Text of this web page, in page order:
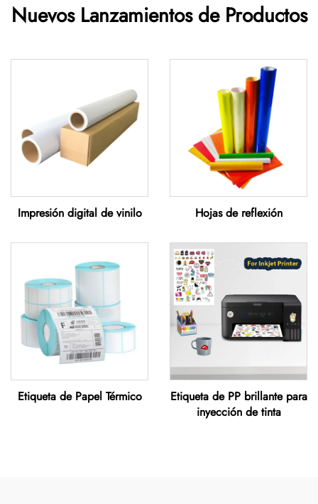
Nuevos Lanzamientos de Productos
Impresión digital de vinilo Hojas de reflexión
Etiqueta de Papel Térmico
Etiqueta de PP brillante para
inyección de tinta